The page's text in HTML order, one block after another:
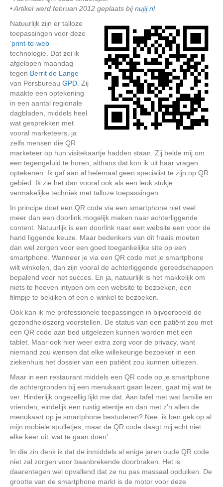
• Artikel werd februari 2012 geplaats bijnujij.nl
Natuurlijk zijn er talloze
toepassingen voor deze
‘print-to-web‘
technologie. Dat zei ik
afgelopen maandag
tegen Berrit de Lange
van Persbureau GPD . Zij
maakte een optekening
in een aantal regionale
dagbladen, middels heel
wat gesprekken met
vooral marketeers, ja
zelfs mensen die QR
marketeer op hun visitekaartje hadden staan. Zij belde mij om
een tegengeluid te horen, althans dat kon ik uit haar vragen
optekenen. Ik gaf aan al helemaal geen specialist te zijn op QR
gebied. Ik zie het dan vooral ook als een leuk stukje
vermakelijke techniek met talloze toepassingen.
In principe doet een QR code via een smartphone niet veel
meer dan een doorlink mogelijk maken naar achterliggende
content. Natuurlijk is een doorlink naar een website een voor de
hand liggende keuze. Maar bedenkers van dit fraais moeten
dan wel zorgen voor een goed toegankelijke site op een
smartphone. Wanneer je via een QR code met je smartphone
wilt winkelen, dan zijn vooral de achterliggende gereedschappen
bepalend voor het succes. En ja, natuurlijk is het makkelijk om
niets te hoeven intypen om een website te bezoeken, een
filmpje te bekijken of een e-winkel te bezoeken.
Ook kan ik me professionele toepassingen in bijvoorbeeld de
gezondheidszorg voorstellen. De status van een patiënt zou met
een QR code aan bed uitgelezen kunnen worden met een
tablet. Maar ook hier weer extra zorg voor de privacy, want
niemand zou wensen dat elke willekeurige bezoeker in een
ziekenhuis het dossier van een patiënt zou kunnen uitlezen.
Maar in een restaurant middels een QR code op je smartphone
de achtergronden bij een menukaart gaan lezen, gaat mij wat te
ver. Hinderlijk ongezellig lijkt me dat. Aan tafel met wat familie en
vrienden, eindelijk een rustig etentje en dan met z’n allen de
menukaart op je smartphone bestuderen? Nee, ik ben gek op al
mijn mobiele spulletjes, maar de QR code daagt mij echt niet
elke keer uit ‘wat te gaan doen’.
In die zin denk ik dat de inmiddels al enige jaren oude QR code
niet zal zorgen voor baanbrekende doorbraken. Het is
daarentegen wel opvallend dat ze nu pas massaal opduiken. De
grootte van de smartphone markt is de motor voor deze